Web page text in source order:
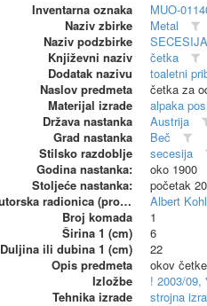
Inventarna oznaka
MUO-
Naziv zbirke
Metal
Naziv podzbirke
SECESIJA
Književni naziv
četka
Dodatak nazivu
toaletni
Naslov predmeta
četka za
Materijal izrade
alpaka
Država nastanka
Austrija
Grad nastanka
Beč
Stilsko razdoblje
secesija
Godina nastanka:
oko 1900
Stoljeće nastanka:
početak 20
Autorska radionica (proizvođač)
Albert
Broj komada
1
Širina 1 (cm)
6
Duljina ili dubina 1 (cm)
22
Opis predmeta
okov
Izložbe
! 2003/09,
Tehnika izrade
strojna